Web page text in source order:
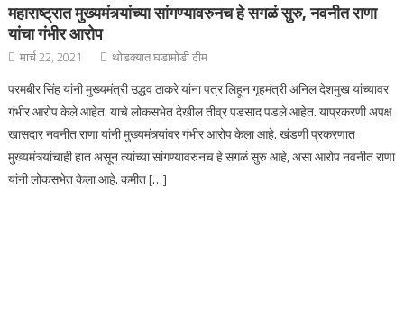
महाराष्ट्रात मुख्यमंत्र्यांच्या सांगण्यावरुनच हे सगळं सुरु, नवनीत राणा
यांचा गंभीर आरोप
मार्च 22, 2021 थोडक्यात घडामोडी टीम
परमबीर सिंह यांनी मुख्यमंत्री उद्धव ठाकरे यांना पत्र लिहून गृहमंत्री अनिल देशमुख यांच्यावर
गंभीर आरोप केले आहेत. याचे लोकसभेत देखील तीव्र पडसाद पडले आहेत. याप्रकरणी अपक्ष
खासदार नवनीत राणा यांनी मुख्यमंत्र्यांवर गंभीर आरोप केला आहे. खंडणी प्रकरणात
मुख्यमंत्र्यांचाही हात असून त्यांच्या सांगण्यावरुनच हे सगळं सुरु आहे, असा आरोप नवनीत राणा
यांनी लोकसभेत केला आहे. कमीत […]